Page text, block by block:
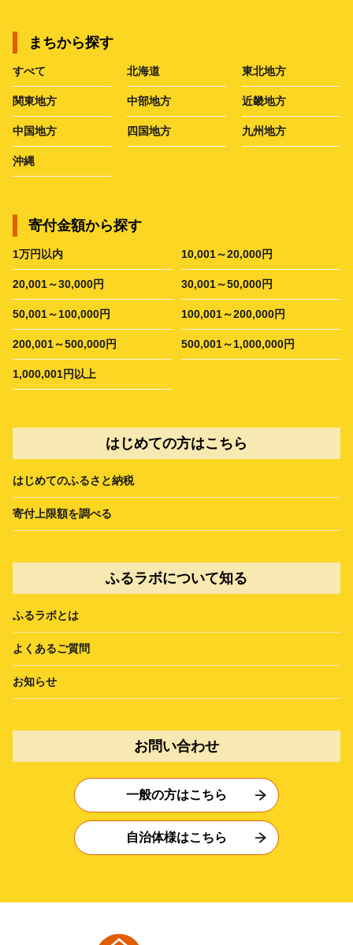
まちから探す
すべて 北海道 東北地方
関東地方 中部地方 近畿地方
中国地方 四国地方 九州地方
沖縄
寄付金額から探す
1万円以内 10,001～20,000円
20,001～30,000円 30,001～50,000円
50,001～100,000円 100,001～200,000円
200,001～500,000円 500,001～1,000,000円
1,000,001円以上
はじめての方はこちら
はじめてのふるさと納税
寄付上限額を調べる
ふるラボについて知る
ふるラボとは
よくあるご質問
お知らせ
お問い合わせ
一般の方はこちら
自治体様はこちら